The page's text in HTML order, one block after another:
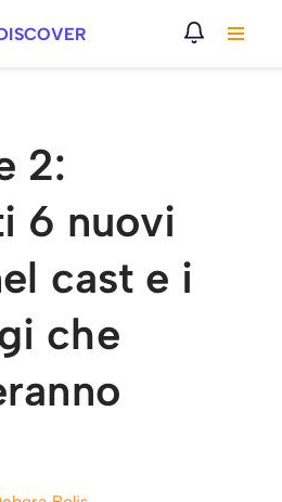
2:
6 nuovi
cast e i
che